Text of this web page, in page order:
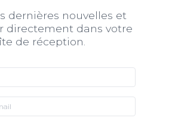
dernières nouvelles et
directement dans votre
de réception.